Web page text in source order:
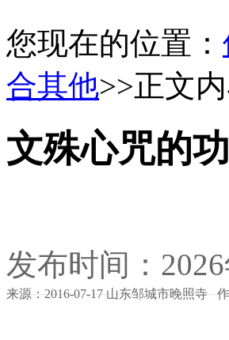
您现在的位置：
合其他>>正文
文殊心咒的
发布时间：
来源：2016-07-17 山东邹城市晚照寺